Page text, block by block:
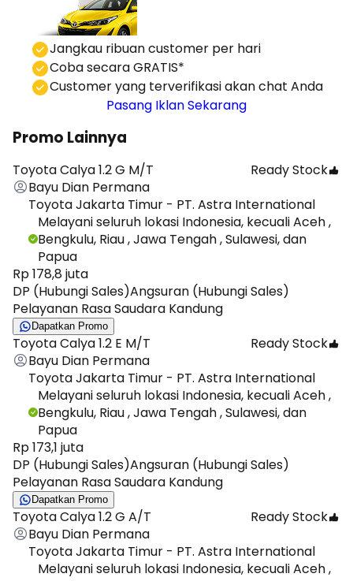
⁠Jangkau ribuan customer per hari
Coba secara GRATIS*
⁠⁠Customer yang terverifikasi akan chat Anda
Pasang Iklan Sekarang
Promo Lainnya
Toyota Calya 1.2 G M/T
Ready Stock
Bayu Dian Permana
Toyota Jakarta Timur - PT. Astra International
Melayani seluruh lokasi Indonesia, kecuali Aceh ,
Bengkulu, Riau , Jawa Tengah , Sulawesi, dan
Papua
Rp 178,8 juta
DP (Hubungi Sales)Angsuran (Hubungi Sales)
Pelayanan Rasa Saudara Kandung
Dapatkan Promo
Toyota Calya 1.2 E M/T
Ready Stock
Bayu Dian Permana
Toyota Jakarta Timur - PT. Astra International
Melayani seluruh lokasi Indonesia, kecuali Aceh ,
Bengkulu, Riau , Jawa Tengah , Sulawesi, dan
Papua
Rp 173,1 juta
DP (Hubungi Sales)Angsuran (Hubungi Sales)
Pelayanan Rasa Saudara Kandung
Dapatkan Promo
Toyota Calya 1.2 G A/T
Ready Stock
Bayu Dian Permana
Toyota Jakarta Timur - PT. Astra International
Melayani seluruh lokasi Indonesia, kecuali Aceh ,